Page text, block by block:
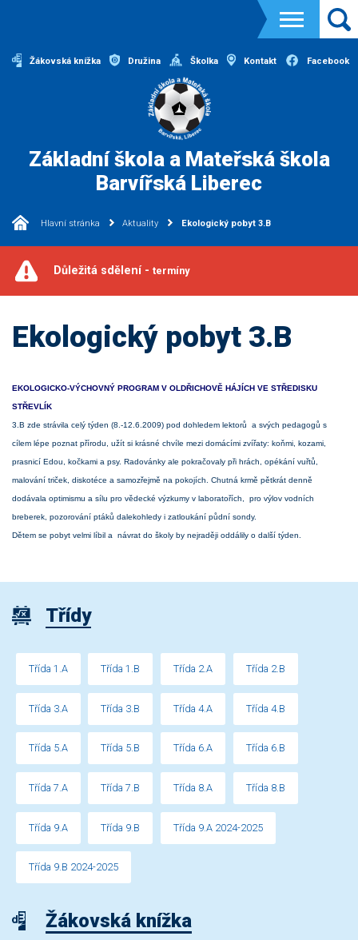
Žákovská knížka Družina Školka Kontakt Facebook
Základní škola a Mateřská škola
Barvířská Liberec
Hlavní stránka Aktuality Ekologický pobyt 3.B
Důležitá sdělení - termíny
Ekologický pobyt 3.B
EKOLOGICKO-VÝCHOVNÝ PROGRAM V OLDŘICHOVĚ HÁJÍCH VE STŘEDISKU
STŘEVLÍK
3.B zde strávila celý týden (8.-12.6.2009) pod dohledem lektorů a svých pedagogů s
cílem lépe poznat přírodu, užít si krásné chvíle mezi domácími zvířaty: koňmi, kozami,
prasnicí Edou, kočkami a psy. Radovánky ale pokračovaly při hrách, opékání vuřtů,
malování triček, diskotéce a samozřejmě na pokojích. Chutná krmě pětkrát denně
dodávala optimismu a sílu pro vědecké výzkumy v laboratořích, pro výlov vodních
breberek, pozorování ptáků dalekohledy i zatloukání půdní sondy.
Dětem se pobyt velmi líbil a návrat do školy by nejraději oddálily o další týden.
Třídy
Třída 1.A Třída 1.B Třída 2.A Třída 2.B
Třída 3.A Třída 3.B Třída 4.A Třída 4.B
Třída 5.A Třída 5.B Třída 6.A Třída 6.B
Třída 7.A Třída 7.B Třída 8.A Třída 8.B
Třída 9.A Třída 9.B Třída 9.A 2024-2025
Třída 9.B 2024-2025
Žákovská knížka